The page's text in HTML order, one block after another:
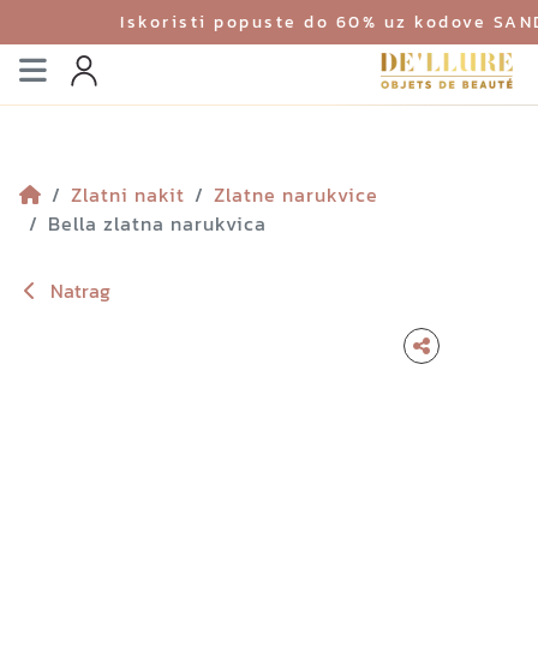
Iskoristi popuste do 60% uz kodove
Izbornik
Profil
Zlatni nakit
Zlatne narukvice
Bella zlatna narukvica
Natrag